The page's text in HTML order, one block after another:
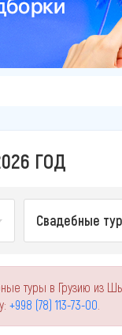
ГОД
Свадебные
туры в Грузию из
+998 (78) 113-73-00